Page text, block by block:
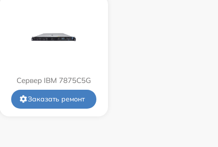
Сервер IBM 7875C5G
Заказать ремонт